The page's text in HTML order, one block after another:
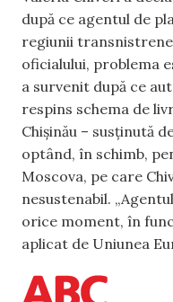
după ce agentul de
regiunii
oficialului, problema
a survenit după ce
respins schema de
Chișinău – susținută
optând, în schimb,
Moscova, pe care
nesustenabil.
orice moment, în
aplicat de Uniunea